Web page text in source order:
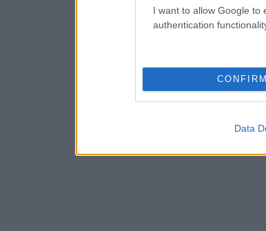
I want to allow Google to
authentication
CONFIRM
Data